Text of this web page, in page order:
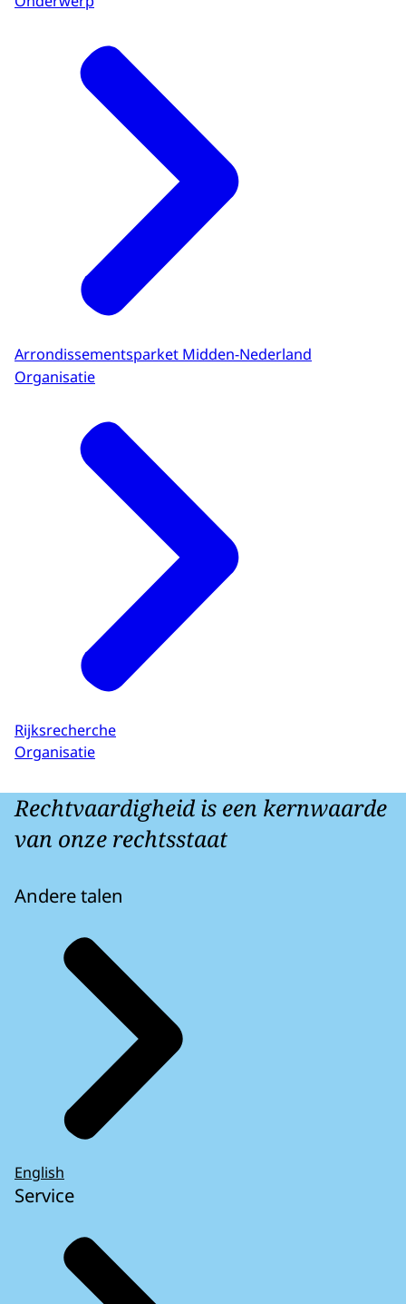
Arrondissementsparket Midden-Nederland
Organisatie
Rijksrecherche
Organisatie
Rechtvaardigheid is een kernwaarde
van onze rechtsstaat
Andere talen
English
Service